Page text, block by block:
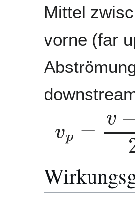
Mittel
vorne (far
−v s